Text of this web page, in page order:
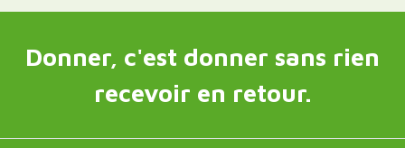
Donner, c'est donner sans rien
recevoir en retour.